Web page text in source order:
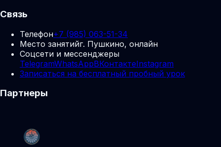
Связь
Телефон+7 (985) 063-51-34
Место занятийг. Пушкино, онлайн
Соцсети и мессенджеры
TelegramWhatsAppВКонтактеInstagram
Записаться на бесплатный пробный урок
Партнеры